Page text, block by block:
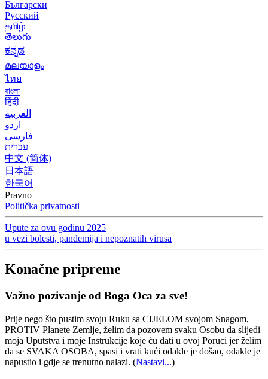
Български
Русский
தமிழ்
తెలుగు
ಕನ್ನಡ
മലയാളം
ไทย
বাংলা
हिंदी
العربية
اردو
فارسی
עִברִית
中文 (简体)
日本語
한국어
Pravno
Politička privatnosti
Upute za ovu godinu 2025
u vezi bolesti, pandemija i nepoznatih virusa
Konačne pripreme
Važno pozivanje od Boga Oca za sve!
Prije nego što pustim svoju Ruku sa CIJELOM svojom Snagom,
PROTIV Planete Zemlje, želim da pozovem svaku Osobu da slijedi
moja Uputstva i moje Instrukcije koje ću dati u ovoj Poruci jer želim
da se SVAKA OSOBA, spasi i vrati kući odakle je došao, odakle je
napustio i gdje se trenutno nalazi. (Nastavi...)